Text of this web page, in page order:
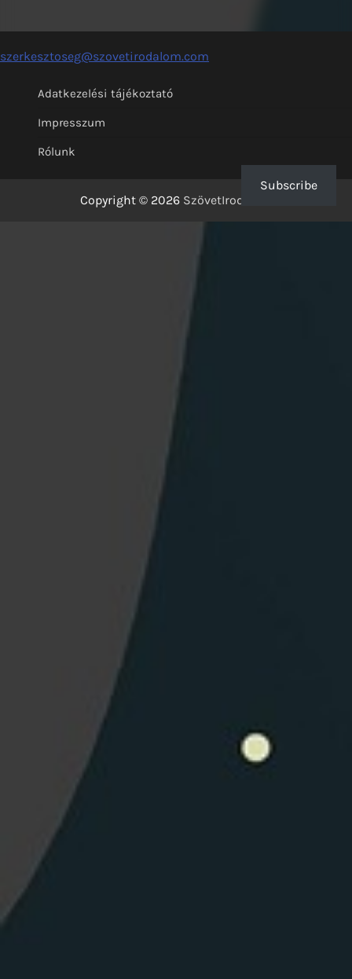
szerkesztoseg@szovetirodalom.com
Adatkezelési tájékoztató
Impresszum
Rólunk
Copyright © 2026 SzövetIrodalom
Subscribe